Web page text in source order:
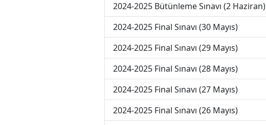
2024-2025 Bütünleme Sınavı (2 Haziran)
2024-2025 Final Sınavı (30 Mayıs)
2024-2025 Final Sınavı (29 Mayıs)
2024-2025 Final Sınavı (28 Mayıs)
2024-2025 Final Sınavı (27 Mayıs)
2024-2025 Final Sınavı (26 Mayıs)